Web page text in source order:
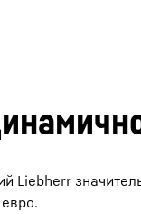
Liebherr